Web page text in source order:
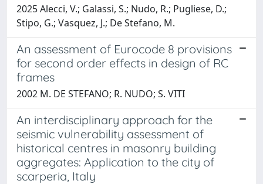
2025 Alecci, V.; Galassi, S.; Nudo, R.; Pugliese, D.;
Stipo, G.; Vasquez, J.; De Stefano, M.
An assessment of Eurocode 8 provisions
for second order effects in design of RC
frames
2002 M. DE STEFANO; R. NUDO; S. VITI
An interdisciplinary approach for the
seismic vulnerability assessment of
historical centres in masonry building
aggregates: Application to the city of
scarperia, Italy